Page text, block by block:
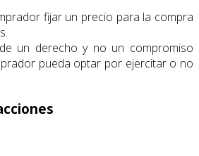
fijar un precio para la compra
un derecho y no un compromiso
pueda optar por ejercitar o no